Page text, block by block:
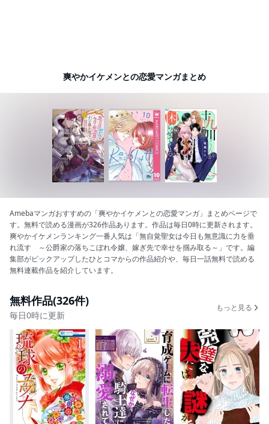
爽やかイケメンとの恋愛マンガまとめ
Amebaマンガおすすめの「爽やかイケメンとの恋愛マンガ」まとめページで
す。無料で読める漫画が326作品あります。作品は毎日0時に更新されます。
爽やかイケメンランキング一番人気は「無自覚聖女は今日も無意識に力を垂
れ流す ～公爵家の落ちこぼれ令嬢、嫁ぎ先で幸せを掴み取る～」です。編
集部がピックアップしたひとコマからの作品紹介や、毎日一話無料で読める
無料連載作品を紹介しています。
無料作品(326件)
毎日0時に更新
もっと見る